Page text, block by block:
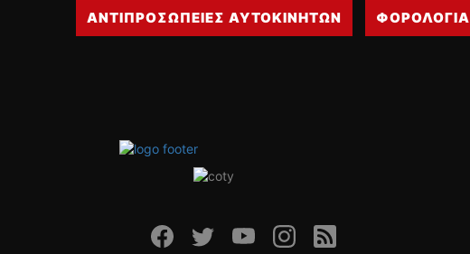
ΑΝΤΙΠΡΟΣΩΠΕΙΕΣ ΑΥΤΟΚΙΝΗΤΩΝ ΦΟΡΟΛΟΓΙΑ